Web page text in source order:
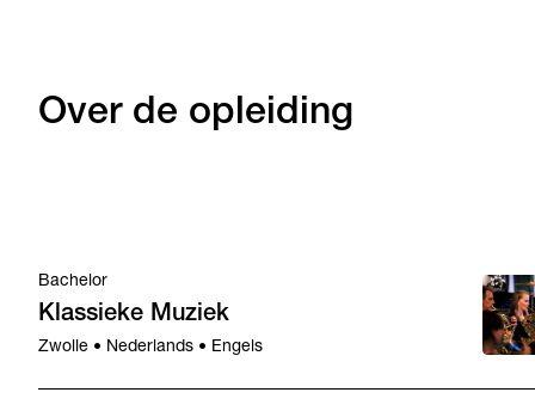
Over de opleiding
Bachelor
Klassieke Muziek
Zwolle • Nederlands • Engels